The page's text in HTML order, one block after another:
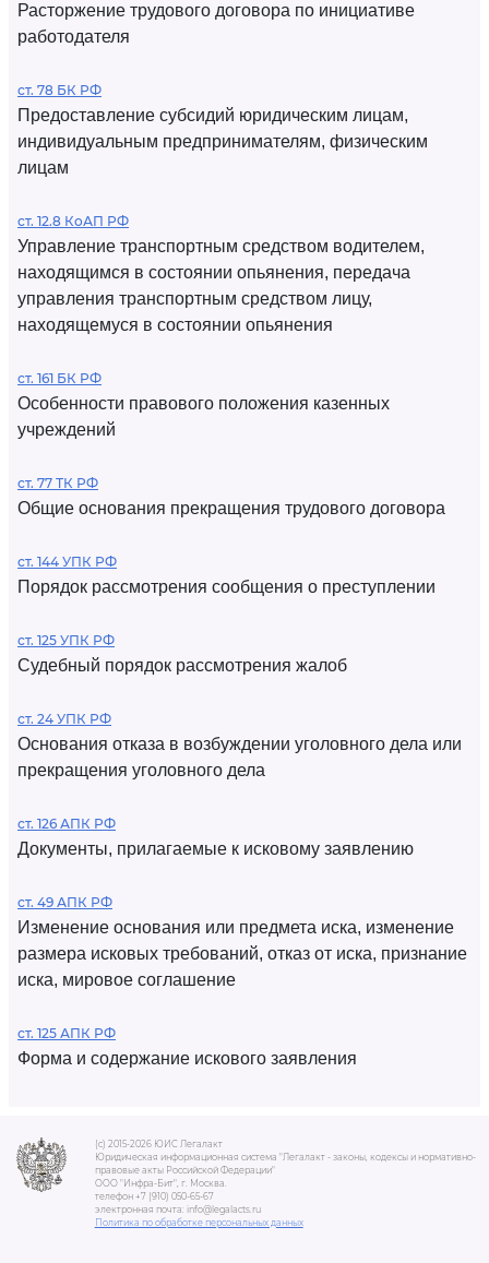
Расторжение трудового договора по инициативе
работодателя
ст. 78 БК РФ
Предоставление субсидий юридическим лицам,
индивидуальным предпринимателям, физическим
лицам
ст. 12.8 КоАП РФ
Управление транспортным средством водителем,
находящимся в состоянии опьянения, передача
управления транспортным средством лицу,
находящемуся в состоянии опьянения
ст. 161 БК РФ
Особенности правового положения казенных
учреждений
ст. 77 ТК РФ
Общие основания прекращения трудового договора
ст. 144 УПК РФ
Порядок рассмотрения сообщения о преступлении
ст. 125 УПК РФ
Судебный порядок рассмотрения жалоб
ст. 24 УПК РФ
Основания отказа в возбуждении уголовного дела или
прекращения уголовного дела
ст. 126 АПК РФ
Документы, прилагаемые к исковому заявлению
ст. 49 АПК РФ
Изменение основания или предмета иска, изменение
размера исковых требований, отказ от иска, признание
иска, мировое соглашение
ст. 125 АПК РФ
Форма и содержание искового заявления
(c) 2015-2026 ЮИС Легалакт
Юридическая информационная система "Легалакт - законы, кодексы и нормативно-
правовые акты Российской Федерации"
ООО "Инфра-Бит", г. Москва.
телефон +7 (910) 050-65-67
электронная почта: info@legalacts.ru
Политика по обработке персональных данных